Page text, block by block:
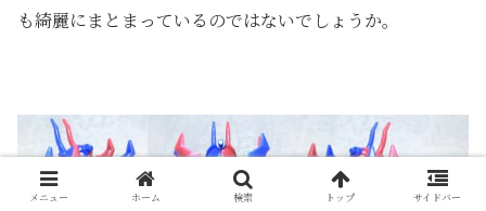
も綺麗にまとまっているのではないでしょうか。
メニュー ホーム 検索 トップ サイドバー